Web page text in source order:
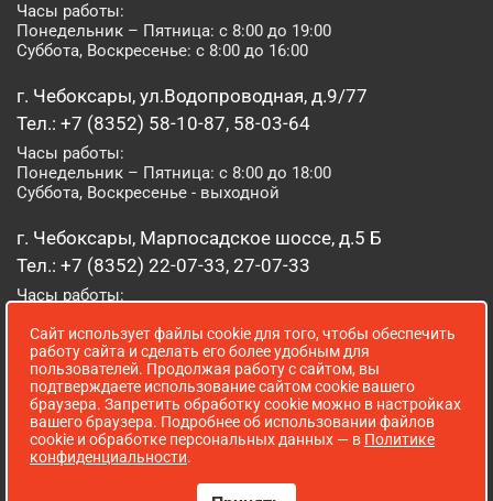
Часы работы:
Понедельник – Пятница: с 8:00 до 19:00
Суббота, Воскресенье: с 8:00 до 16:00
г. Чебоксары, ул.Водопроводная, д.9/77
Тел.: +7 (8352) 58-10-87, 58-03-64
Часы работы:
Понедельник – Пятница: с 8:00 до 18:00
Суббота, Воскресенье - выходной
г. Чебоксары, Марпосадское шоссе, д.5 Б
Тел.: +7 (8352) 22-07-33, 27-07-33
Часы работы:
Суббота, Воскресенье: с 8:00 до 16:00
г. Йошкар-Ола, ул. Луначарского, д. 52 А
Тел.: (8362) 41-07-31
Часы работы:
Понедельник – Пятница: с 8:00 до 18:00
Сайт использует файлы cookie для того, чтобы обеспечить
работу сайта и сделать его более удобным для
пользователей. Продолжая работу с сайтом, вы
подтверждаете использование сайтом cookie вашего
браузера. Запретить обработку cookie можно в настройках
вашего браузера. Подробнее об использовании файлов
cookie и обработке персональных данных — в Политике
конфиденциальности.